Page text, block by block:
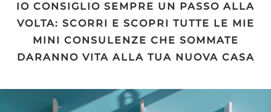
IO CONSIGLIO SEMPRE UN PASSO ALLA
VOLTA: SCORRI E SCOPRI TUTTE LE MIE
MINI CONSULENZE CHE SOMMATE
DARANNO VITA ALLA TUA NUOVA CASA